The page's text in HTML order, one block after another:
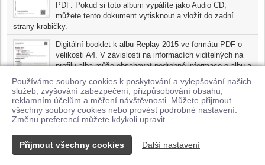
Používáme soubory cookies k poskytování a vylepšování našich
služeb, zvyšování zabezpečení, přizpůsobování obsahu,
reklamním účelům a měření návštěvnosti. Můžete přijmout
všechny soubory cookies nebo provést podrobné nastavení.
Změnu preferencí můžete kdykoli upravit.
Přijmout všechny cookies Další nastavení
PDF. Pokud si toto album vypálíte jako Audio CD,
můžete tento dokument vytisknout a vložit do zadní
strany krabičky.
Digitální booklet k albu Replay 2015 ve formátu PDF o
velikosti A4. V závislosti na informacích viditelných na
profilu alba může obsahovat podrobné informace o albu a
umělců, přesného data a místa nahrání pro každou ze
skladeb. Digitální booklet je tisknutelnou variantou profilu alba.
Pro možnost stažení doprovodných materiálů je nutné mít zakoupenu
minimálně jednu skladbu z tohoto alba.
Kontakt | © 2026 Supraphonline.cz